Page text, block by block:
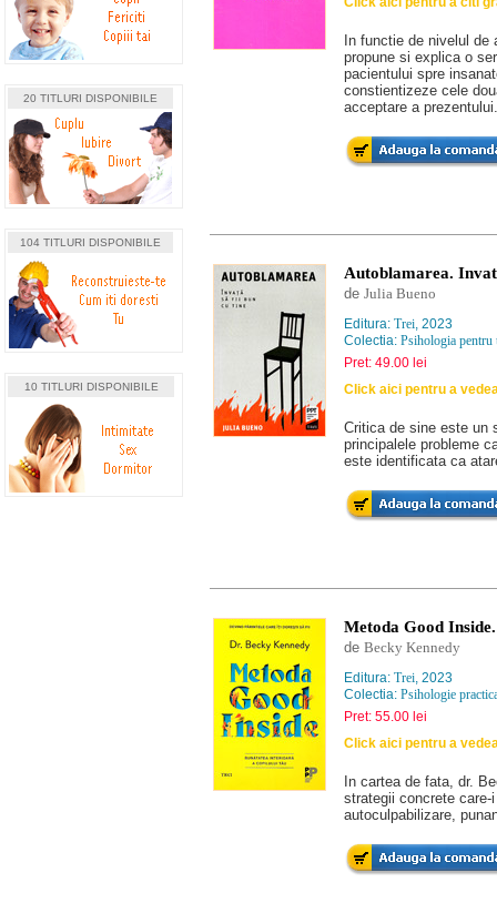
20 TITLURI DISPONIBILE
104 TITLURI DISPONIBILE
10 TITLURI DISPONIBILE
In functie de nivelul
propune si explica o
pacientului spre
constientizeze cele
acceptare a prezentului.
Autoblamarea.
de Julia Bueno
Editura: Trei, 2023
Colectia: Psihologia pentru
Pret: 49.00 lei
Click aici pentru a
Critica de sine este un
principalele probleme
este identificata ca
Metoda Good
de Becky Kennedy
Editura: Trei, 2023
Colectia: Psihologie
Pret: 55.00 lei
Click aici pentru a
In cartea de fata, dr.
strategii concrete
autoculpabilizare,